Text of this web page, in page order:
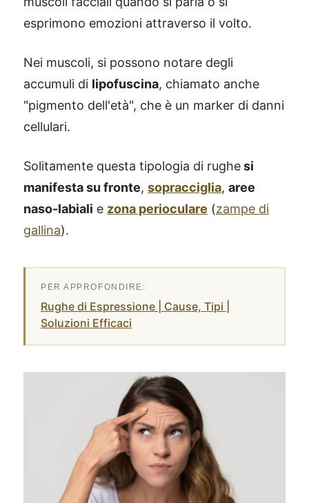
esprimono emozioni attraverso il volto.
Nei muscoli, si possono notare degli
accumuli di lipofuscina, chiamato anche
"pigmento dell'età", che è un marker di danni
cellulari.
Solitamente questa tipologia di rughesi
manifesta su fronte, sopracciglia, aree
naso-labiali e zona perioculare (zampe di
gallina).
Rughe di Espressione | Cause, Tipi |
Soluzioni Efficaci